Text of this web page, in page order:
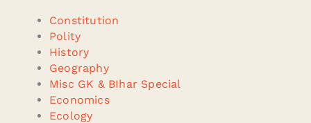
Constitution
Polity
History
Geography
Misc GK & BIhar Special
Economics
Ecology